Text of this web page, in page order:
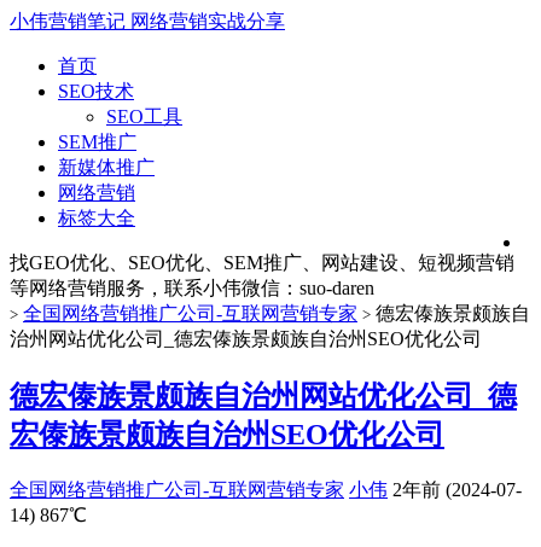
小伟营销笔记 网络营销实战分享
首页
SEO技术
SEO工具
SEM推广
新媒体推广
网络营销
标签大全
找GEO优化、SEO优化、SEM推广、网站建设、短视频营销
等网络营销服务，联系小伟微信：suo-daren
> 全国网络营销推广公司-互联网营销专家 > 德宏傣族景颇族自
治州网站优化公司_德宏傣族景颇族自治州SEO优化公司
德宏傣族景颇族自治州网站优化公司_德
宏傣族景颇族自治州SEO优化公司
全国网络营销推广公司-互联网营销专家 小伟 2年前 (2024-07-
14) 867℃